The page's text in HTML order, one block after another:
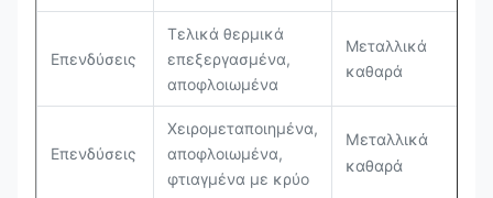
Επενδύσεις
Τελικά θερμικά
επεξεργασμένα,
αποφλοιωμένα
Μεταλλικά
καθαρά
Επενδύσεις
Χειρομεταποιημένα,
αποφλοιωμένα,
φτιαγμένα με κρύο
Μεταλλικά
καθαρά